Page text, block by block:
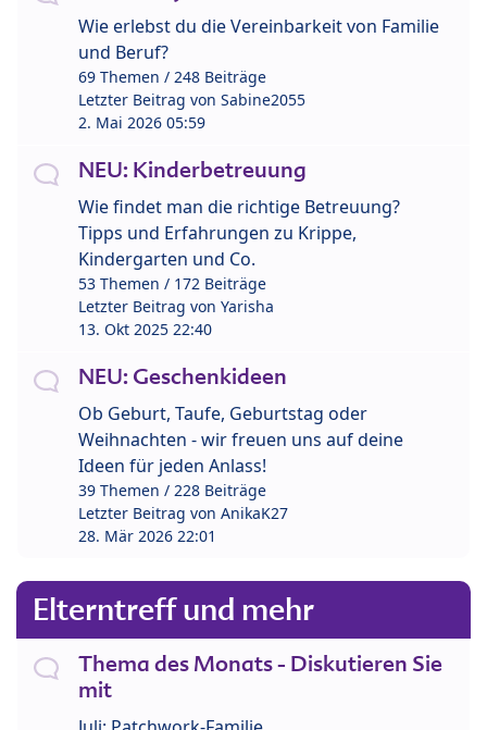
Wie erlebst du die Vereinbarkeit von Familie
und Beruf?
69 Themen / 248 Beiträge
Letzter Beitrag von Sabine2055
2. Mai 2026 05:59
NEU: Kinderbetreuung
Wie findet man die richtige Betreuung?
Tipps und Erfahrungen zu Krippe,
Kindergarten und Co.
53 Themen / 172 Beiträge
Letzter Beitrag von Yarisha
13. Okt 2025 22:40
NEU: Geschenkideen
Ob Geburt, Taufe, Geburtstag oder
Weihnachten - wir freuen uns auf deine
Ideen für jeden Anlass!
39 Themen / 228 Beiträge
Letzter Beitrag von AnikaK27
28. Mär 2026 22:01
Elterntreff und mehr
Thema des Monats - Diskutieren Sie
mit